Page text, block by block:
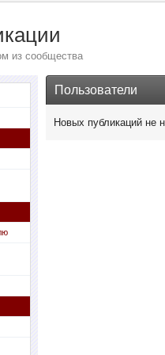
из сообщества
Пользователи
Новых публикаций не